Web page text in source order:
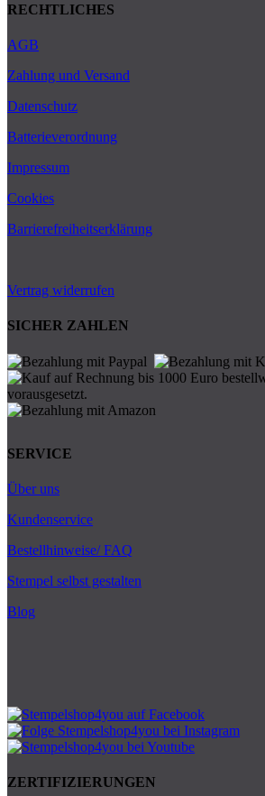
RECHTLICHES
AGB
Zahlung und Versand
Datenschutz
Batterieverordnung
Impressum
Cookies
Barrierefreiheitserklärung
Vertrag widerrufen
SICHER ZAHLEN
SERVICE
Über uns
Kundenservice
Bestellhinweise/ FAQ
Stempel selbst gestalten
Blog
ZERTIFIZIERUNGEN